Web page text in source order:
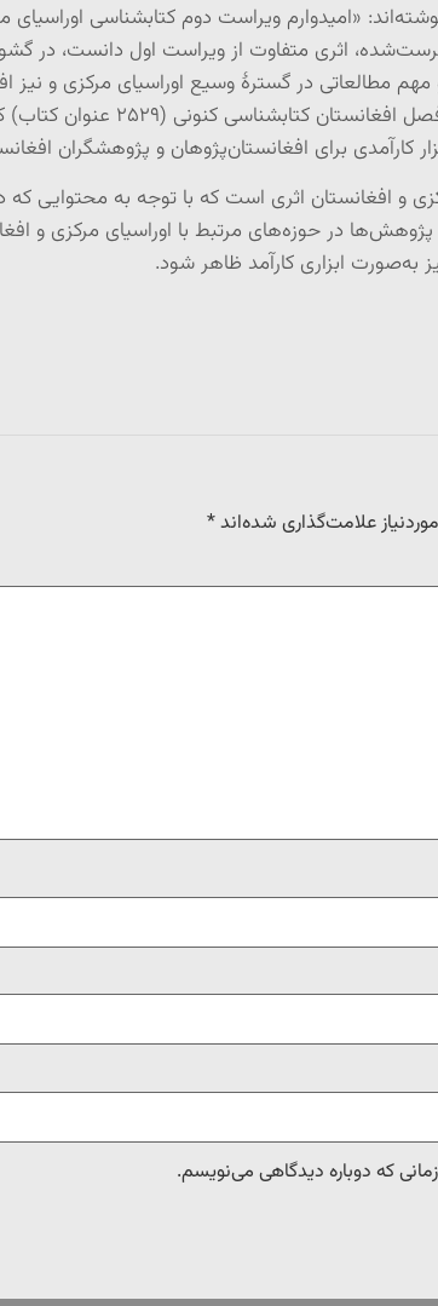
«امیدوارم ویراست دوم کتابشناسی اوراسیای
اثری متفاوت از ویراست اول دانست، در
مطالعاتی در گسترۀ وسیع اوراسیای مرکزی و نیز
چشمگیر کتاب‌های فهرست و
کارآمدی برای افغانستان‌پژوهان و پژوهشگران
و افغانستان اثری است که با توجه به محتوایی که
در حوزه‌های مرتبط با اوراسیای مرکزی و
به‌صورت ابزاری کارآمد ظاهر شود.
علامت‌گذاری شده‌اند*
که دوباره دیدگاهی می‌نویسم.